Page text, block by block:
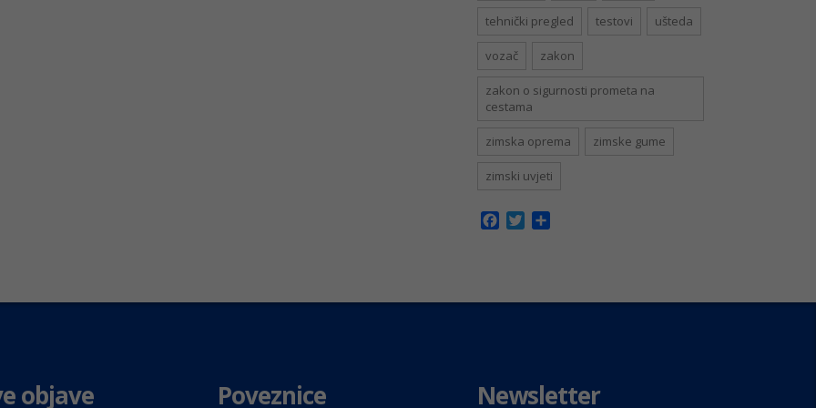
tehnički pregled testovi ušteda
vozač zakon
zakon o sigurnosti prometa na
cestama
zimska oprema zimske gume
zimski uvjeti
Facebook
Twitter
objave Poveznice Newsletter